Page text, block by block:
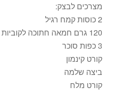
מצרכים לבצק:
2 כוסות קמח רגיל
120 גרם חמאה חתוכה לקוביות
3 כפות סוכר
קורט קינמון
ביצה שלמה
קורט מלח